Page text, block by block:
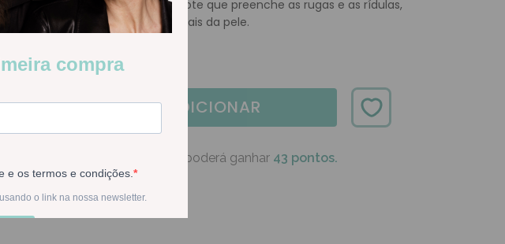
Cuidado de rosto, pescoço e decote que preenche as rugas e as rídulas,
reidratando as camadas superficiais da pele.
Stock: Disponível
- 1 + ADICIONAR
Na compra deste produto poderá ganhar 43 pontos.